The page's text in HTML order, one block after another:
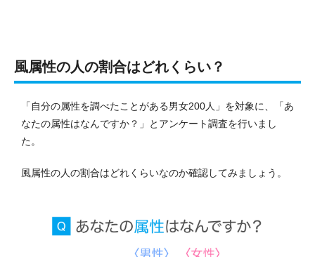
風属性の人の割合はどれくらい？
「自分の属性を調べたことがある男女200人」を対象に、「あ
なたの属性はなんですか？」とアンケート調査を行いまし
た。
風属性の人の割合はどれくらいなのか確認してみましょう。